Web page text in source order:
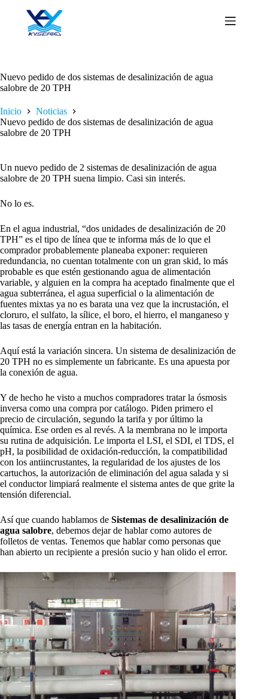
contenido
Nuevo pedido de dos sistemas de desalinización de agua
salobre de 20 TPH
Inicio
Noticias
Nuevo pedido de dos sistemas de desalinización de agua
salobre de 20 TPH
Un nuevo pedido de 2 sistemas de desalinización de agua
salobre de 20 TPH suena limpio. Casi sin interés.
No lo es.
En el agua industrial, “dos unidades de desalinización de 20
TPH” es el tipo de línea que te informa más de lo que el
comprador probablemente planeaba exponer: requieren
redundancia, no cuentan totalmente con un gran skid, lo más
probable es que estén gestionando agua de alimentación
variable, y alguien en la compra ha aceptado finalmente que el
agua subterránea, el agua superficial o la alimentación de
fuentes mixtas ya no es barata una vez que la incrustación, el
cloruro, el sulfato, la sílice, el boro, el hierro, el manganeso y
las tasas de energía entran en la habitación.
Aquí está la variación sincera. Un sistema de desalinización de
20 TPH no es simplemente un fabricante. Es una apuesta por
la conexión de agua.
Y de hecho he visto a muchos compradores tratar la ósmosis
inversa como una compra por catálogo. Piden primero el
precio de circulación, segundo la tarifa y por último la
química. Ese orden es al revés. A la membrana no le importa
su rutina de adquisición. Le importa el LSI, el SDI, el TDS, el
pH, la posibilidad de oxidación-reducción, la compatibilidad
con los antiincrustantes, la regularidad de los ajustes de los
cartuchos, la autorización de eliminación del agua salada y si
el conductor limpiará realmente el sistema antes de que grite la
tensión diferencial.
Así que cuando hablamos de Sistemas de desalinización de
agua salobre, debemos dejar de hablar como autores de
folletos de ventas. Tenemos que hablar como personas que
han abierto un recipiente a presión sucio y han olido el error.